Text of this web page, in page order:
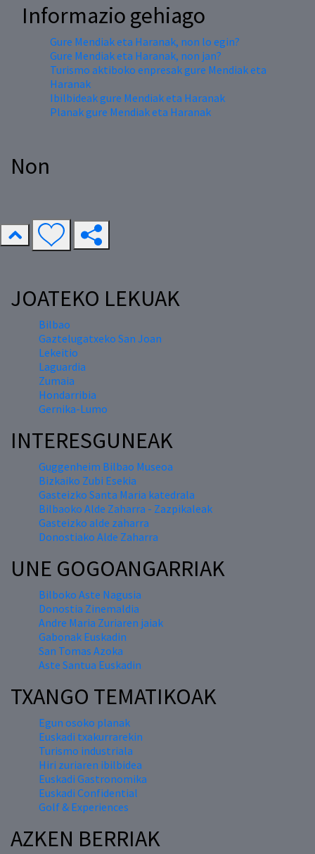
Informazio gehiago
Gure Mendiak eta Haranak, non lo egin?
Gure Mendiak eta Haranak, non jan?
Turismo aktiboko enpresak gure Mendiak eta
Haranak
Ibilbideak gure Mendiak eta Haranak
Planak gure Mendiak eta Haranak
Non
JOATEKO LEKUAK
Bilbao
Gaztelugatxeko San Joan
Lekeitio
Laguardia
Zumaia
Hondarribia
Gernika-Lumo
INTERESGUNEAK
Guggenheim Bilbao Museoa
Bizkaiko Zubi Esekia
Gasteizko Santa Maria katedrala
Bilbaoko Alde Zaharra - Zazpikaleak
Gasteizko alde zaharra
Donostiako Alde Zaharra
UNE GOGOANGARRIAK
Bilboko Aste Nagusia
Donostia Zinemaldia
Andre Maria Zuriaren jaiak
Gabonak Euskadin
San Tomas Azoka
Aste Santua Euskadin
TXANGO TEMATIKOAK
Egun osoko planak
Euskadi txakurrarekin
Turismo industriala
Hiri zuriaren ibilbidea
Euskadi Gastronomika
Euskadi Confidential
Golf & Experiences
AZKEN BERRIAK